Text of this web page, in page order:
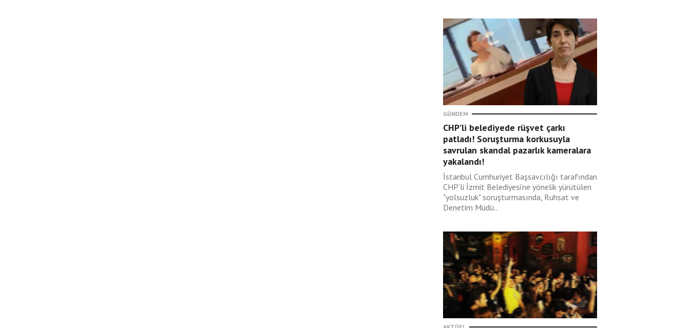
GÜNDEM
CHP’li belediyede rüşvet çarkı
patladı! Soruşturma korkusuyla
savrulan skandal pazarlık kameralara
yakalandı!
İstanbul Cumhuriyet Başsavcılığı tarafından
CHP’li İzmit Belediyesi’ne yönelik yürütülen
"yolsuzluk" soruşturmasında, Ruhsat ve
Denetim Müdü..